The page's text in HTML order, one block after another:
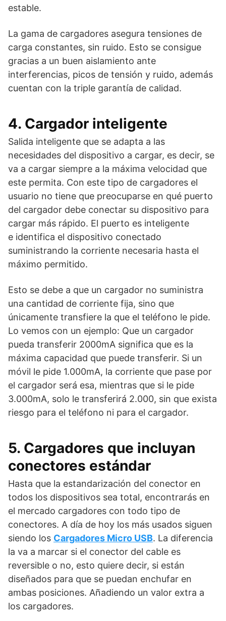
estable.
La gama de cargadores asegura tensiones de
carga constantes, sin ruido. Esto se consigue
gracias a un buen aislamiento ante
interferencias, picos de tensión y ruido, además
cuentan con la triple garantía de calidad.
4. Cargador inteligente
Salida inteligente que se adapta a las
necesidades del dispositivo a cargar, es decir, se
va a cargar siempre a la máxima velocidad que
este permita. Con este tipo de cargadores el
usuario no tiene que preocuparse en qué puerto
del cargador debe conectar su dispositivo para
cargar más rápido. El puerto es inteligente
e identifica el dispositivo conectado
suministrando la corriente necesaria hasta el
máximo permitido.
Esto se debe a que un cargador no suministra
una cantidad de corriente fija, sino que
únicamente transfiere la que el teléfono le pide.
Lo vemos con un ejemplo: Que un cargador
pueda transferir 2000mA significa que es la
máxima capacidad que puede transferir. Si un
móvil le pide 1.000mA, la corriente que pase por
el cargador será esa, mientras que si le pide
3.000mA, solo le transferirá 2.000, sin que exista
riesgo para el teléfono ni para el cargador.
5. Cargadores que incluyan
conectores estándar
Hasta que la estandarización del conector en
todos los dispositivos sea total, encontrarás en
el mercado cargadores con todo tipo de
conectores. A día de hoy los más usados siguen
siendo los Cargadores Micro USB. La diferencia
la va a marcar si el conector del cable es
reversible o no, esto quiere decir, si están
diseñados para que se puedan enchufar en
ambas posiciones. Añadiendo un valor extra a
los cargadores.